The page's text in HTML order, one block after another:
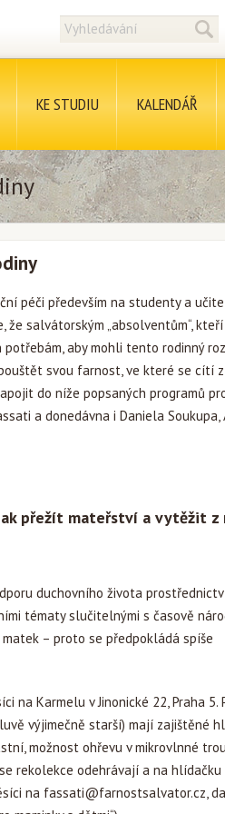
KE STUDIU KALENDÁŘ
péči především na studenty a
že salvátorským „absolventům“, kteří
aby mohli tento rodinný
svou farnost, ve které se cítí z
do níže popsaných programů
a donedávna i Daniela Soukupa,
přežít mateřství a vytěžit z
duchovního života
tématy slučitelnými s časově
– proto se předpokládá spíše
na Karmelu v Jinonické 22, Praha 5.
výjimečně starší) mají zajištěné
možnost ohřevu v mikrovlnné
rekolekce odehrávají a na
na fassati@farnostsalvator.cz,